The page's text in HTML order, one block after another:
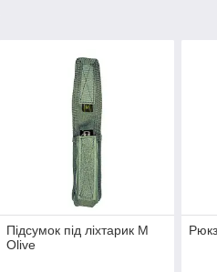
Підсумок під ліхтарик М
Olive